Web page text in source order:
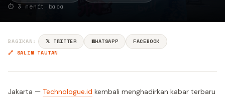
⏱ 3 menit baca
BAGIKAN: 𝕏 TWITTER WHATSAPP
FACEBOOK
🔗 SALIN TAUTAN
Jakarta — Technologue.id kembali menghadirkan kabar terbaru